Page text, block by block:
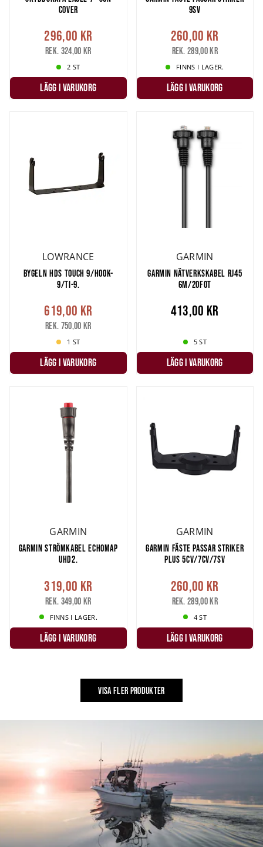
COVER
296,00 kr
Rek. 324,00 kr
2 ST
LÄGG I VARUKORG
9SV
260,00 kr
Rek. 289,00 kr
FINNS I LAGER.
LÄGG I VARUKORG
LOWRANCE
BYGELN HDS TOUCH 9/HOOK-
9/TI-9.
619,00 kr
Rek. 750,00 kr
1 ST
LÄGG I VARUKORG
GARMIN
GARMIN NÄTVERKSKABEL RJ45
6M/20FOT
413,00 kr
5 ST
LÄGG I VARUKORG
GARMIN
GARMIN STRÖMKABEL ECHOMAP
UHD2.
319,00 kr
Rek. 349,00 kr
FINNS I LAGER.
LÄGG I VARUKORG
GARMIN
GARMIN FÄSTE PASSAR STRIKER
PLUS 5CV/7CV/7SV
260,00 kr
Rek. 289,00 kr
4 ST
LÄGG I VARUKORG
VISA FLER PRODUKTER